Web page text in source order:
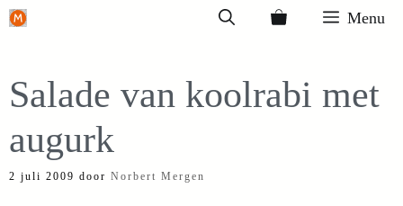
Ga
inhoud
Menu
Salade van koolrabi met
augurk
2 juli 2009 door Norbert Mergen